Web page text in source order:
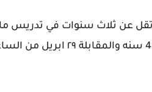
تقل عن ثلاث سنوات في تدريس